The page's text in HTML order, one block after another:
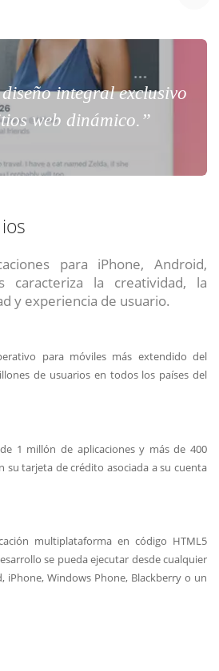
integral exclusivo
web dinámico.”
para iPhone, Android,
caracteriza la creatividad, la
y experiencia de usuario.
para móviles más extendido del
de usuarios en todos los países del
1 millón de aplicaciones y más de 400
su tarjeta de crédito asociada a su cuenta
multiplataforma en código HTML5
se pueda ejecutar desde cualquier
iPhone, Windows Phone, Blackberry o un